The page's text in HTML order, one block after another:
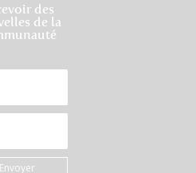
des
de la
Envoyer